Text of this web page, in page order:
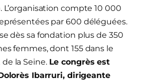
L’organisation compte 10 000
par 600 déléguées.
dès sa fondation plus de 350
femmes, dont 155 dans le
la Seine. Le congrès est
Ibarruri, dirigeante